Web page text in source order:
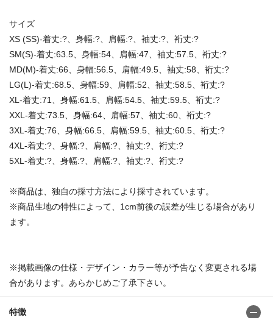
サイズ
XS (SS)-着丈:?、身幅:?、肩幅:?、袖丈:?、裄丈:?
SM(S)-着丈:63.5、身幅:54、肩幅:47、袖丈:57.5、裄丈:?
MD(M)-着丈:66、身幅:56.5、肩幅:49.5、袖丈:58、裄丈:?
LG(L)-着丈:68.5、身幅:59、肩幅:52、袖丈:58.5、裄丈:?
XL-着丈:71、身幅:61.5、肩幅:54.5、袖丈:59.5、裄丈:?
XXL-着丈:73.5、身幅:64、肩幅:57、袖丈:60、裄丈:?
3XL-着丈:76、身幅:66.5、肩幅:59.5、袖丈:60.5、裄丈:?
4XL-着丈:?、身幅:?、肩幅:?、袖丈:?、裄丈:?
5XL-着丈:?、身幅:?、肩幅:?、袖丈:?、裄丈:?
※商品は、独自の採寸方法により採寸されています。
※商品生地の特性によって、1cm前後の誤差が生じる場合があり
ます。
※掲載画像の仕様・デザイン・カラー等が予告なく変更される場
合があります。あらかじめご了承下さい。
特徴